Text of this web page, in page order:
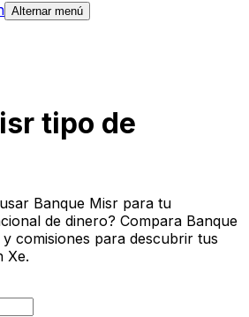
Alternar menú
tipo de
Banque Misr para tu
de dinero? Compara Banque
comisiones para descubrir tus
Xe.